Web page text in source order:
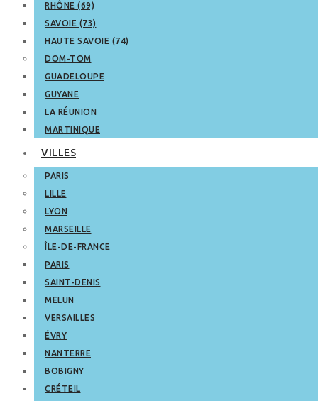
RHÔNE (69)
SAVOIE (73)
HAUTE SAVOIE (74)
DOM-TOM
GUADELOUPE
GUYANE
LA RÉUNION
MARTINIQUE
VILLES
PARIS
LILLE
LYON
MARSEILLE
ÎLE-DE-FRANCE
PARIS
SAINT-DENIS
MELUN
VERSAILLES
ÉVRY
NANTERRE
BOBIGNY
CRÉTEIL